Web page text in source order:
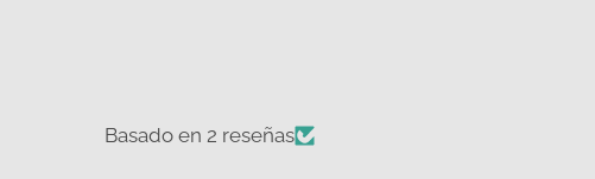
Basado en 2 reseñas